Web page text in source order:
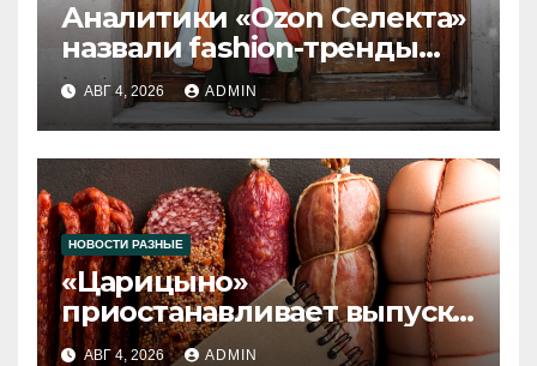
Аналитики «Ozon Селекта»
назвали fashion-тренды
2026 года
АВГ 4, 2026 ADMIN
НОВОСТИ РАЗНЫЕ
«Царицыно»
приостанавливает выпуск
продукции
АВГ 4, 2026 ADMIN